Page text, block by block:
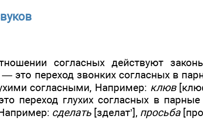
согласных действуют
это переход звонких согласных в
согласными, Например: клюв
переход глухих согласных в
сделать [зделат’], просьба